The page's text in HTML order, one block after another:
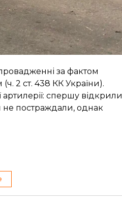
за фактом
2 ст. 438 КК України).
спершу відкрили
постраждали, однак